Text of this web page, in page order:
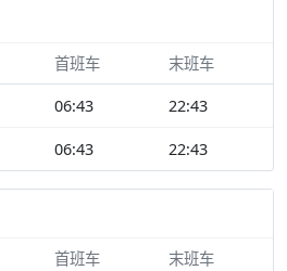
首班车 末班车
06:43 22:43
06:43 22:43
首班车 末班车